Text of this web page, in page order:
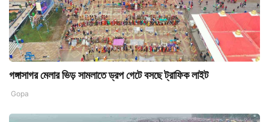
গঙ্গাসাগর মেলার ভিড় সামলাতে ড্রপ গেটে বসছে ট্রাফিক লাইট
Gopa